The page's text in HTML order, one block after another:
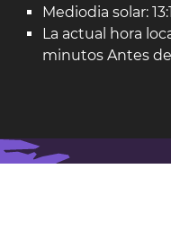
Mediodia solar:
La actual hora
minutos Antes